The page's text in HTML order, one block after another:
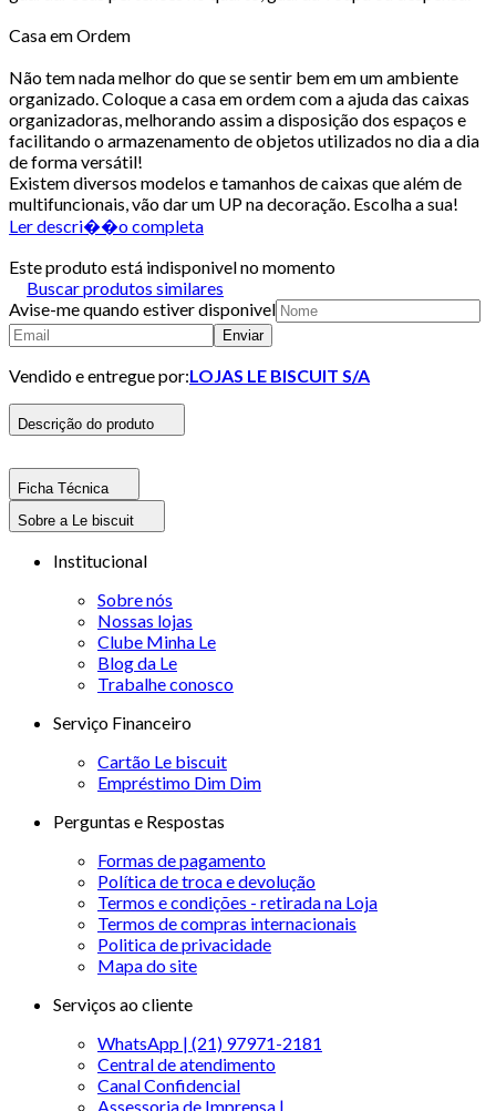
Casa em Ordem
Não tem nada melhor do que se sentir bem em um ambiente
organizado. Coloque a casa em ordem com a ajuda das caixas
organizadoras, melhorando assim a disposição dos espaços e
facilitando o armazenamento de objetos utilizados no dia a dia
de forma versátil!
Existem diversos modelos e tamanhos de caixas que além de
multifuncionais, vão dar um UP na decoração. Escolha a sua!
Ler descri��o completa
Este produto está indisponivel no momento
Buscar produtos similares
Avise-me quando estiver disponivel
Enviar
Vendido e entregue por:LOJAS LE BISCUIT S/A
Descrição do produto
Ficha Técnica
Sobre a Le biscuit
Institucional
Sobre nós
Nossas lojas
Clube Minha Le
Blog da Le
Trabalhe conosco
Serviço Financeiro
Cartão Le biscuit
Empréstimo Dim Dim
Perguntas e Respostas
Formas de pagamento
Política de troca e devolução
Termos e condições - retirada na Loja
Termos de compras internacionais
Politica de privacidade
Mapa do site
Serviços ao cliente
WhatsApp | (21) 97971-2181
Central de atendimento
Canal Confidencial
Assessoria de Imprensa |